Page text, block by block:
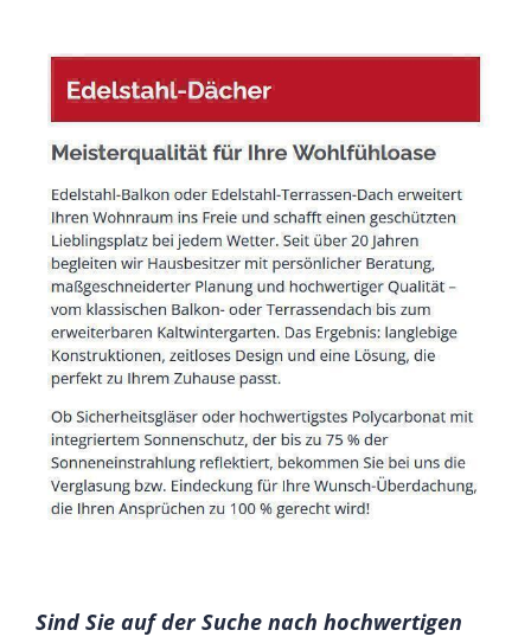
Sind Sie auf der Suche nach hochwertigen